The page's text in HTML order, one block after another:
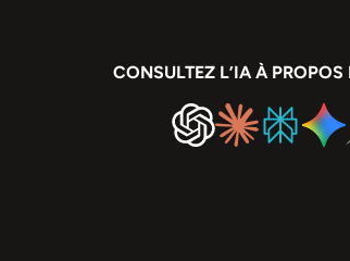
CONSULTEZ L’IA À PROPOS